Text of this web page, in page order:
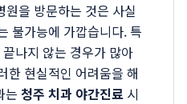
을 방문하는 것은 사실
불가능에 가깝습니다. 특
나지 않는 경우가 많아
한 현실적인 어려움을 해
는 청주 치과 야간진료 시